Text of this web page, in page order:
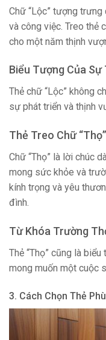
Chữ “Lộc” tượng trưng
và công việc. Treo thẻ
cho một năm thịnh
Biểu Tượng Của
Thẻ chữ “Lộc” không
sự phát triển và thịnh
Thẻ Treo Chữ
Chữ “Thọ” là lời chúc
mong sức khỏe và
kính trọng và yêu
đình.
Từ Khóa Trường
Thẻ “Thọ” cũng là
mong muốn một cuộc
3. Cách Chọn Thẻ